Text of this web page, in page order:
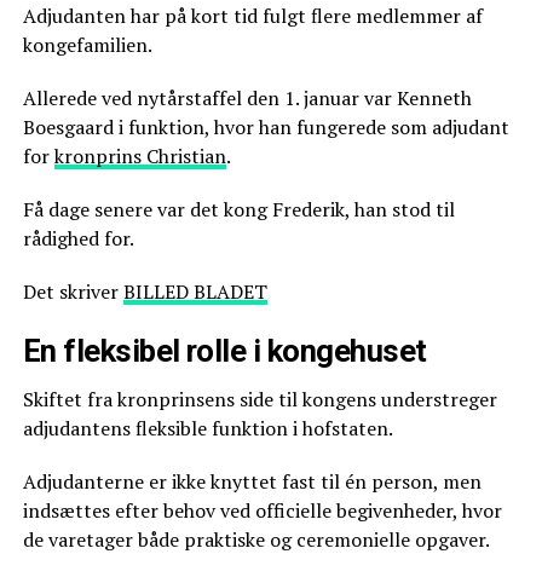
Adjudanten har på kort tid fulgt flere medlemmer af
kongefamilien.
Allerede ved nytårstaffel den 1. januar var Kenneth
Boesgaard i funktion, hvor han fungerede som adjudant
forkronprins Christian.
Få dage senere var det kong Frederik, han stod til
rådighed for.
Det skriverBILLED BLADET
En fleksibel rolle i kongehuset
Skiftet fra kronprinsens side til kongens understreger
adjudantens fleksible funktion i hofstaten.
Adjudanterne er ikke knyttet fast til én person, men
indsættes efter behov ved officielle begivenheder, hvor
de varetager både praktiske og ceremonielle opgaver.